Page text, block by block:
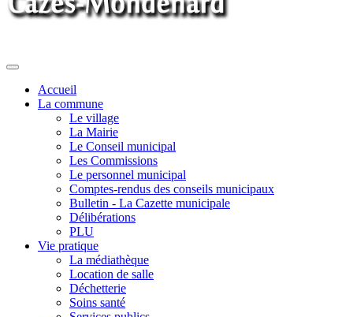
Toggle
navigationAccueil
La commune
Le village
La Mairie
Le Conseil municipal
Les Commissions
Le personnel municipal
Comptes-rendus des conseils municipaux
Bulletin - La Cazette municipale
Délibérations
PLU
Vie pratique
La médiathèque
Location de salle
Déchetterie
Soins santé